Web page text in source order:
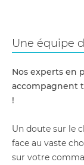
Une équipe
Nos experts en
accompagnent
!
Un doute sur le
face au vaste
sur votre